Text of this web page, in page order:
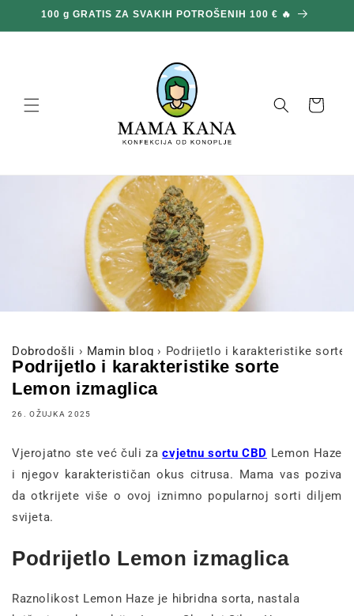
sadržaj
100 g GRATIS ZA SVAKIH POTROŠENIH 100 € 🔥
Košara
Dobrodošli › Mamin blog › Podrijetlo i karakteristike sorte
Podrijetlo i karakteristike sorte
Lemon izmaglica
26. OŽUJKA 2025
Vjerojatno ste već čuli zacvjetnu sortu CBD Lemon Haze
i njegov karakterističan okus citrusa. Mama vas poziva
da otkrijete više o ovoj iznimno popularnoj sorti diljem
svijeta.
Podrijetlo Lemon izmaglica
Raznolikost Lemon Haze je hibridna sorta, nastala